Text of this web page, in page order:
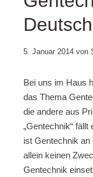
5. Januar 201429.
von
Bei uns im Haus
das Thema
die andere aus
„Gentechnik“
ist Gentechnik
allein keinen
Gentechnik